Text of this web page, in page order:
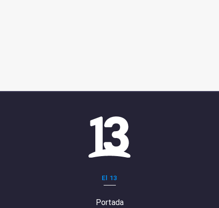
El 13
Portada